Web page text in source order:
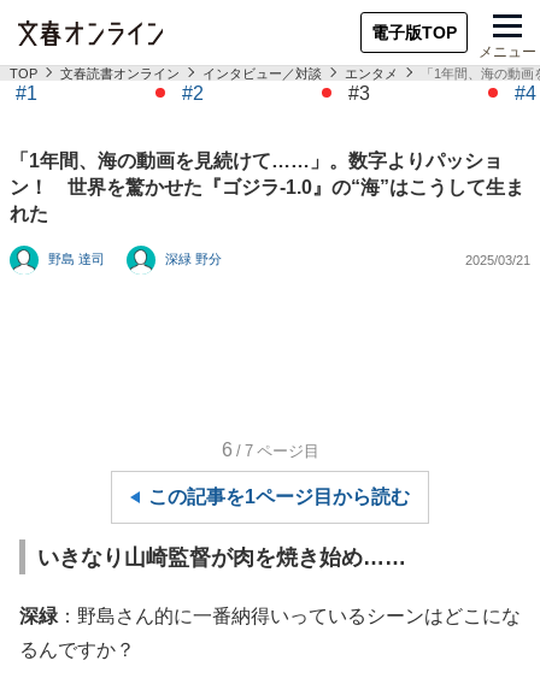
電子版TOP
メニュー
TOP 文春読書オンライン インタビュー／対談 エンタメ 「1年間、海の動
#1 #2 #3 #4
「1年間、海の動画を見続けて……」。数字よりパッショ
ン！ 世界を驚かせた『ゴジラ-1.0』の“海”はこうして生ま
れた
野島 達司 深緑 野分 2025/03/21
6 /7 ページ目
この記事を1ページ目から読む
いきなり山崎監督が肉を焼き始め……
深緑 ：野島さん的に一番納得いっているシーンはどこにな
るんですか？